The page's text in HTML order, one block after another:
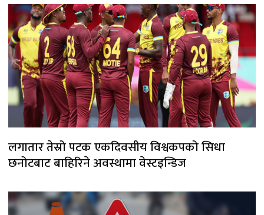
लगातार तेस्रो पटक एकदिवसीय विश्वकपको सिधा
छनोटबाट बाहिरिने अवस्थामा वेस्टइन्डिज